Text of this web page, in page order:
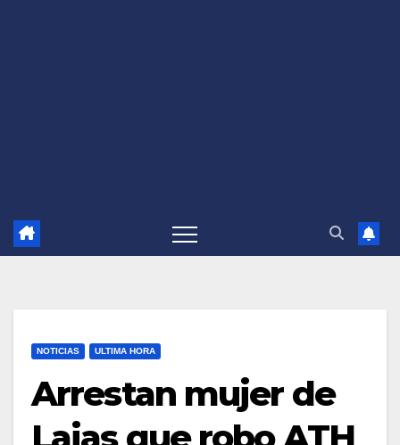
NOTICIAS ULTIMA HORA
Arrestan mujer de